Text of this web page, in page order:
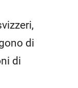
di
di